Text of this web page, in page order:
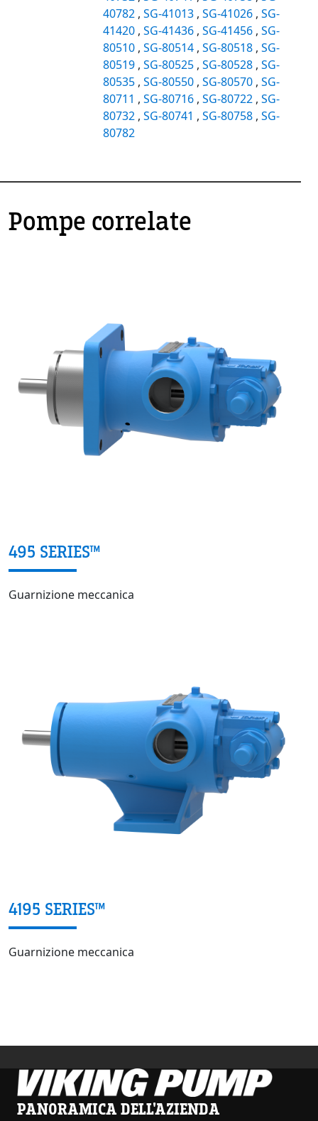
40782 , SG-41013 , SG-41026 , SG-
41420 , SG-41436 , SG-41456 , SG-
80510 , SG-80514 , SG-80518 , SG-
80519 , SG-80525 , SG-80528 , SG-
80535 , SG-80550 , SG-80570 , SG-
80711 , SG-80716 , SG-80722 , SG-
80732 , SG-80741 , SG-80758 , SG-
80782
Pompe correlate
495 SERIES™
Guarnizione meccanica
4195 SERIES™
Guarnizione meccanica
PANORAMICA DELL'AZIENDA